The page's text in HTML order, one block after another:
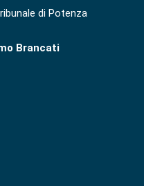
di Potenza
Brancati